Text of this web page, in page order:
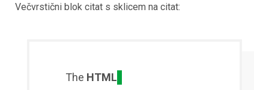
Večvrstični blok citat s sklicem na citat:
The HTML